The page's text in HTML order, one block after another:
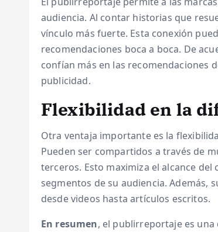
audiencia. Al contar historias que
vínculo más fuerte. Esta conexión
recomendaciones boca a boca. De
confían más en las recomendaciones
publicidad.
Flexibilidad en la
Otra ventaja importante es la
Pueden ser compartidos a través de
terceros. Esto maximiza el alcance
segmentos de su audiencia. Además,
desde videos hasta artículos escritos.
En resumen, el publirreportaje es